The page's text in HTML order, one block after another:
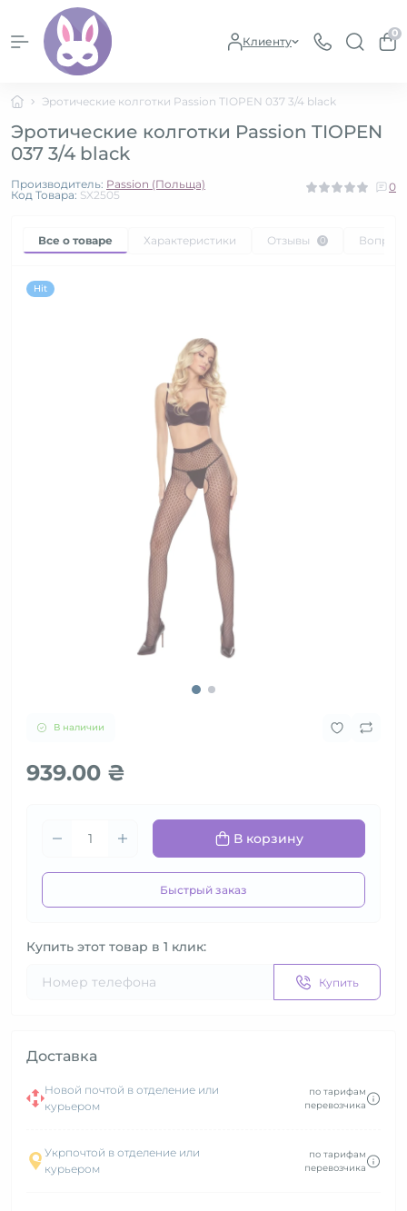
Клиенту
0
Эротические колготки Passion TIOPEN 037 3/4 black
Эротические колготки Passion TIOPEN
037 3/4 black
Производитель: Passion (Польща)
Код Товара: SX2505
0
Все о товаре Характеристики Отзывы 0
Hit
В наличии
939.00 ₴
В корзину
Быстрый заказ
Купить этот товар в 1 клик:
Купить
Доставка
Новой почтой в отделение или
курьером
по тарифам
перевозчика
Укрпочтой в отделение или
курьером
по тарифам
перевозчика